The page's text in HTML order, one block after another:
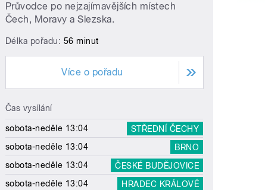
Průvodce po nejzajímavějších místech
Čech, Moravy a Slezska.
Délka pořadu: 56 minut
Více o pořadu
Čas vysílání
sobota-neděle 13:04
STŘEDNÍ ČECHY
sobota-neděle 13:04
BRNO
sobota-neděle 13:04
ČESKÉ BUDĚJOVICE
sobota-neděle 13:04
HRADEC KRÁLOVÉ